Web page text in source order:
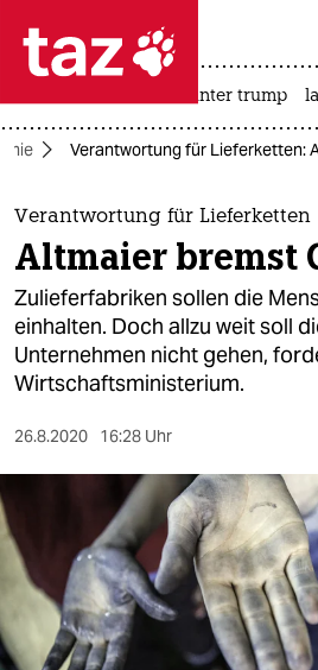
 taz zahl ich
taz zahl ich
themen
politik
öko
gesellschaft
kultur
sport
berlin
nord
wahrheit
usa unter trump
Verantwortung für Lieferketten:
Verantwortung für Lieferketten
Altmaier bremst
Zulieferfabriken sollen die
einhalten. Doch allzu weit soll
Unternehmen nicht gehen,
Wirtschaftsministerium.
26.8.2020 16:28 Uhr